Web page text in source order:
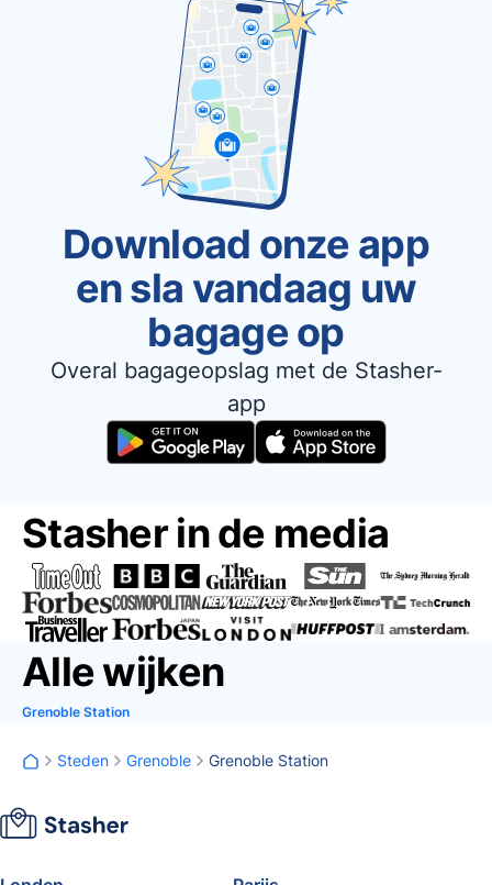
Download onze app
en sla vandaag uw
bagage op
Overal bagageopslag met de Stasher-
app
Stasher in de media
Alle wijken
Grenoble Station
Steden Grenoble Grenoble Station